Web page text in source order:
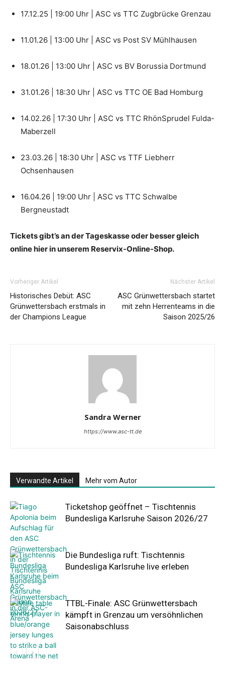
17.12.25 | 19:00 Uhr | ASC vs TTC Zugbrücke Grenzau
11.01.26 | 13:00 Uhr | ASC vs Post SV Mühlhausen
18.01.26 | 13:00 Uhr | ASC vs BV Borussia Dortmund
31.01.26 | 18:30 Uhr | ASC vs TTC OE Bad Homburg
14.02.26 | 17:30 Uhr | ASC vs TTC RhönSprudel Fulda-
Maberzell
23.03.26 | 18:30 Uhr | ASC vs TTF Liebherr
Ochsenhausen
16.04.26 | 19:00 Uhr | ASC vs TTC Schwalbe
Bergneustadt
Tickets gibt’s an der Tageskasse oder besser gleich
online hier in unserem Reservix-Online-Shop.
Vorheriger Artikel
Historisches Debüt: ASC
Grünwettersbach erstmals in
der Champions League
Nächster Artikel
ASC Grünwettersbach startet
mit zehn Herrenteams in die
Saison 2025/26
Sandra Werner
https://www.asc-tt.de
Verwandte Artikel Mehr vom Autor
Ticketshop geöffnet – Tischtennis
Bundesliga Karlsruhe Saison 2026/27
Die Bundesliga ruft: Tischtennis
Bundesliga Karlsruhe live erleben
TTBL-Finale: ASC Grünwettersbach
kämpft in Grenzau um versöhnlichen
Saisonabschluss